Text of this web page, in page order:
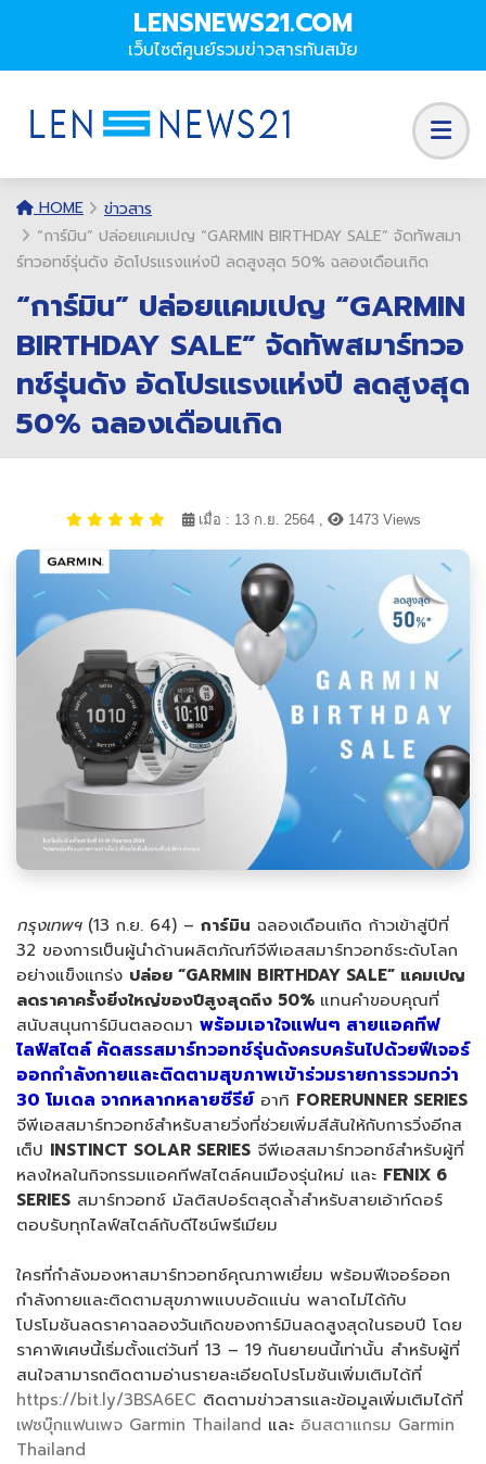
LENSNEWS21.COM
เว็บไซต์ศูนย์รวมข่าวสารทันสมัย
HOME
ข่าวสาร
“การ์มิน” ปล่อยแคมเปญ “GARMIN BIRTHDAY SALE” จัดทัพสมา
ร์ทวอทช์รุ่นดัง อัดโปรแรงแห่งปี ลดสูงสุด 50% ฉลองเดือนเกิด
“การ์มิน” ปล่อยแคมเปญ “GARMIN
BIRTHDAY SALE” จัดทัพสมาร์ทวอ
ทช์รุ่นดัง อัดโปรแรงแห่งปี ลดสูงสุด
50% ฉลองเดือนเกิด
เมื่อ : 13 ก.ย. 2564 , 1473 Views
กรุงเทพฯ(13 ก.ย. 64) – การ์มิน ฉลองเดือนเกิด ก้าวเข้าสู่ปีที่
32 ของการเป็นผู้นำด้านผลิตภัณฑ์จีพีเอสสมาร์ทวอทช์ระดับโลก
อย่างแข็งแกร่ง ปล่อย “GARMIN BIRTHDAY SALE” แคมเปญ
ลดราคาครั้งยิ่งใหญ่ของปีสูงสุดถึง 50% แทนคำขอบคุณที่
สนับสนุนการ์มินตลอดมา พร้อมเอาใจแฟนๆ สายแอคทีฟ
ไลฟ์สไตล์ คัดสรรสมาร์ทวอทช์รุ่นดังครบครันไปด้วยฟีเจอร์
ออกกำลังกายและติดตามสุขภาพเข้าร่วมรายการรวมกว่า
30 โมเดล จากหลากหลายซีรีย์ อาทิ FORERUNNER SERIES
จีพีเอสสมาร์ทวอทช์สำหรับสายวิ่งที่ช่วยเพิ่มสีสันให้กับการวิ่งอีกส
เต็ป INSTINCT SOLAR SERIES จีพีเอสสมาร์ทวอทช์สำหรับผู้ที่
หลงใหลในกิจกรรมแอคทีฟสไตล์คนเมืองรุ่นใหม่ และ FĒNIX 6
SERIES สมาร์ทวอทช์ มัลติสปอร์ตสุดล้ำสำหรับสายเอ้าท์ดอร์
ตอบรับทุกไลฟ์สไตล์กับดีไซน์พรีเมียม
ใครที่กำลังมองหาสมาร์ทวอทช์คุณภาพเยี่ยม พร้อมฟีเจอร์ออก
กำลังกายและติดตามสุขภาพแบบอัดแน่น พลาดไม่ได้กับ
โปรโมชันลดราคาฉลองวันเกิดของการ์มินลดสูงสุดในรอบปี โดย
ราคาพิเศษนี้เริ่มตั้งแต่วันที่ 13 – 19 กันยายนนี้เท่านั้น สำหรับผู้ที่
สนใจสามารถติดตามอ่านรายละเอียดโปรโมชันเพิ่มเติมได้ที่
https://bit.ly/3BSA6EC ติดตามข่าวสารและข้อมูลเพิ่มเติมได้ที่
เฟซบุ๊กแฟนเพจ Garmin Thailand และ อินสตาแกรม Garmin
Thailand